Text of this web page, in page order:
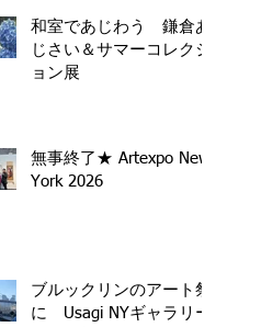
和室であじわう 鎌倉あ
じさい＆サマーコレクシ
ョン展
無事終了★ Artexpo New
York 2026
ブルックリンのアート祭
に Usagi NYギャラリー